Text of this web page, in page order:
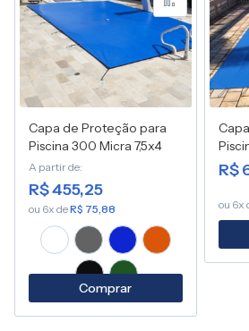
Capa de Proteção para
Piscina 300 Micra 7,5x4
A partir de
R$ 455,25
ou 6x deR$ 75,88
Comprar
R$
ou 6x